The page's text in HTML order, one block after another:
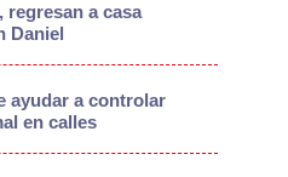
regresan a casa
Daniel
ayudar a controlar
en calles